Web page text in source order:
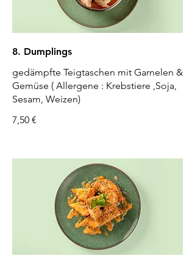
8. Dumplings
gedämpfte Teigtaschen mit Garnelen &
Gemüse ( Allergene : Krebstiere ,Soja,
Sesam, Weizen)
7,50 €